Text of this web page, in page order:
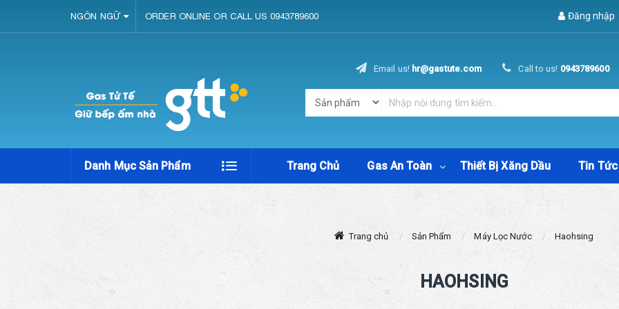
NGÔN NGỮ ORDER ONLINE OR CALL US 0943789600 Đăng nhập
Email us! hr@gastute.com Call to us! 0943789600
Danh Mục Sản Phẩm Trang Chủ Gas An Toàn Thiết Bị Xăng Dầu Tin Tức
Trang chủ Sản Phẩm Máy Lọc Nước Haohsing
HAOHSING